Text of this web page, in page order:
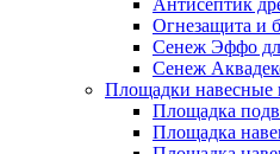
Антисептик
Огнезащита и
Сенеж Эффо
Сенеж
Площадки навесные
Площадка
Площадка